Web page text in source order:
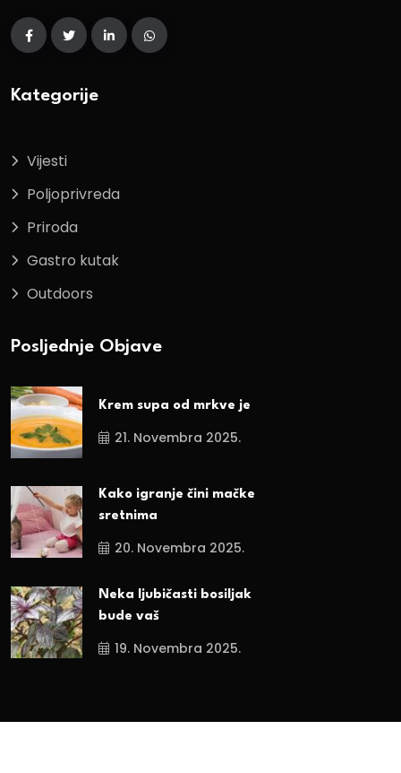
Kategorije
Vijesti
Poljoprivreda
Priroda
Gastro kutak
Outdoors
Posljednje Objave
Krem supa od mrkve je
21. Novembra 2025.
Kako igranje čini mačke
sretnima
20. Novembra 2025.
Neka ljubičasti bosiljak
bude vaš
19. Novembra 2025.